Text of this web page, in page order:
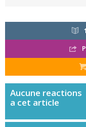
Aucune reactions
a cet article